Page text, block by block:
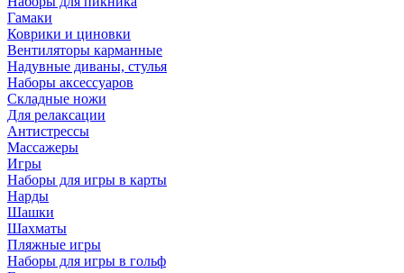
Гамаки
Коврики и циновки
Вентиляторы карманные
Надувные диваны, стулья
Наборы аксессуаров
Складные ножи
Для релаксации
Антистрессы
Массажеры
Игры
Наборы для игры в карты
Нарды
Шашки
Шахматы
Пляжные игры
Наборы для игры в гольф